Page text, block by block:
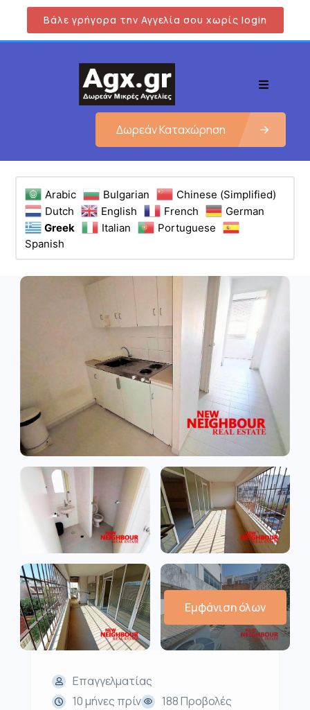
Βάλε γρήγορα την Αγγελία σου χωρίς login
Δωρεάν Καταχώρηση
Arabic Bulgarian
Chinese (Simplified)
Dutch
English French
German
Greek
Italian
Portuguese
Spanish
Εμφάνιση όλων
Επαγγελματίας
10 μήνες πρίν
188 Προβολές